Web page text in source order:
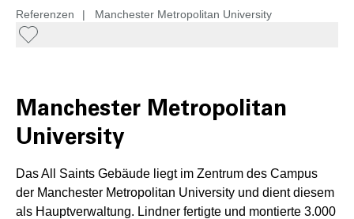
Referenzen | Manchester Metropolitan University
Manchester Metropolitan
University
Das All Saints Gebäude liegt im Zentrum des Campus
der Manchester Metropolitan University und dient diesem
als Hauptverwaltung. Lindner fertigte und montierte 3.000